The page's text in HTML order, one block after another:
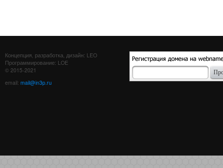
Концепция, разработка, дизайн: LEO
Программирование: LOE
© 2015-2021
email: mail@in3p.ru